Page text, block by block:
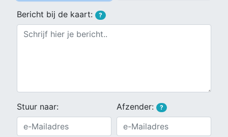
Bericht bij de kaart: ?
Stuur naar: Afzender: ?